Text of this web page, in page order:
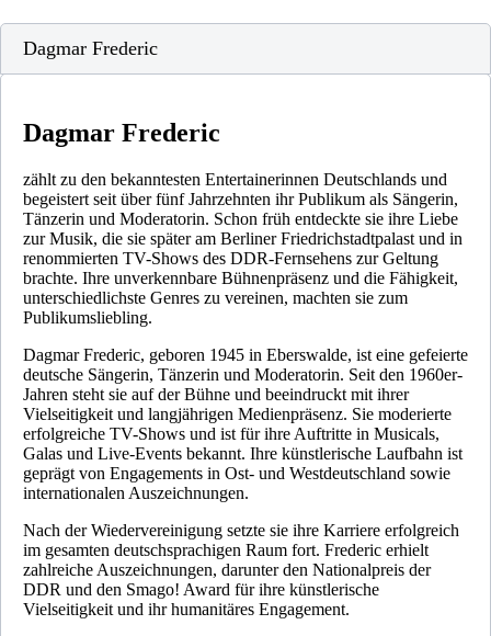
Dagmar Frederic
Dagmar Frederic
zählt zu den bekanntesten Entertainerinnen Deutschlands und
begeistert seit über fünf Jahrzehnten ihr Publikum als Sängerin,
Tänzerin und Moderatorin. Schon früh entdeckte sie ihre Liebe
zur Musik, die sie später am Berliner Friedrichstadtpalast und in
renommierten TV-Shows des DDR-Fernsehens zur Geltung
brachte. Ihre unverkennbare Bühnenpräsenz und die Fähigkeit,
unterschiedlichste Genres zu vereinen, machten sie zum
Publikumsliebling.
Dagmar Frederic, geboren 1945 in Eberswalde, ist eine gefeierte
deutsche Sängerin, Tänzerin und Moderatorin. Seit den 1960er-
Jahren steht sie auf der Bühne und beeindruckt mit ihrer
Vielseitigkeit und langjährigen Medienpräsenz. Sie moderierte
erfolgreiche TV-Shows und ist für ihre Auftritte in Musicals,
Galas und Live-Events bekannt. Ihre künstlerische Laufbahn ist
geprägt von Engagements in Ost- und Westdeutschland sowie
internationalen Auszeichnungen.
Nach der Wiedervereinigung setzte sie ihre Karriere erfolgreich
im gesamten deutschsprachigen Raum fort. Frederic erhielt
zahlreiche Auszeichnungen, darunter den Nationalpreis der
DDR und den Smago! Award für ihre künstlerische
Vielseitigkeit und ihr humanitäres Engagement.